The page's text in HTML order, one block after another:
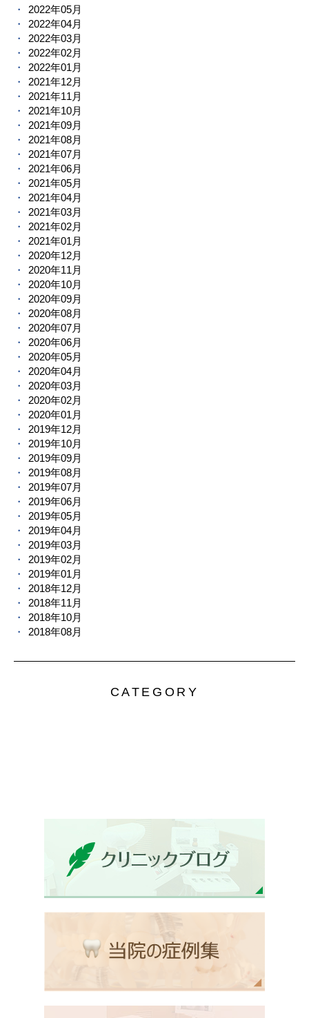
2022年05月
2022年04月
2022年03月
2022年02月
2022年01月
2021年12月
2021年11月
2021年10月
2021年09月
2021年08月
2021年07月
2021年06月
2021年05月
2021年04月
2021年03月
2021年02月
2021年01月
2020年12月
2020年11月
2020年10月
2020年09月
2020年08月
2020年07月
2020年06月
2020年05月
2020年04月
2020年03月
2020年02月
2020年01月
2019年12月
2019年10月
2019年09月
2019年08月
2019年07月
2019年06月
2019年05月
2019年04月
2019年03月
2019年02月
2019年01月
2018年12月
2018年11月
2018年10月
2018年08月
CATEGORY